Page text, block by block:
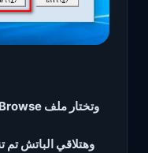
بعدها هدوس على Start وهتلاقي الباتش تم تنصيبه بنجاح